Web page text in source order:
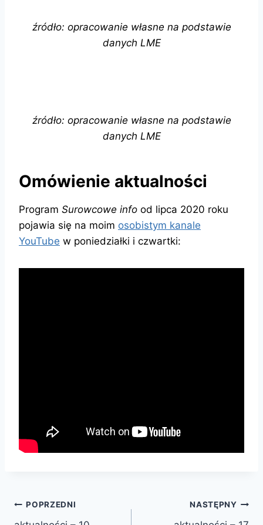
źródło: opracowanie własne na podstawie
danych LME
źródło: opracowanie własne na podstawie
danych LME
Omówienie aktualności
Program Surowcowe info od lipca 2020 roku
pojawia się na moim osobistym kanale
YouTube w poniedziałki i czwartki:
Nawigacja
POPRZEDNI NASTĘPNY